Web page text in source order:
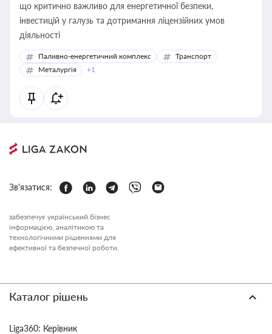
що критично важливо для енергетичної безпеки,
інвестицій у галузь та дотримання ліцензійних умов
діяльності
Паливно-енергетичний комплекс
Транспорт
Металургія
+1
Зв'язатися:
забезпечує український бізнес
інформацією, аналітикою та
технологічними рішеннями для
ефективної та безпечної роботи.
Каталог рішень
Liga360: Керівник